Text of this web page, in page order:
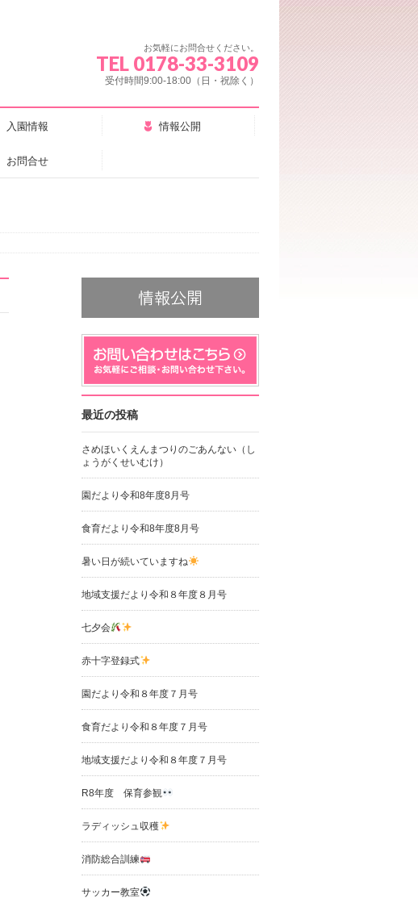
お気軽にお問合せください。
TEL 0178-33-3109
受付時間9:00-18:00（日・祝除く）
入園情報 情報公開
お問合せ
最近の投稿
さめほいくえんまつりのごあんない（し
ょうがくせいむけ）
園だより令和8年度8月号
食育だより令和8年度8月号
暑い日が続いていますね
地域支援だより令和８年度８月号
七夕会
赤十字登録式
園だより令和８年度７月号
食育だより令和８年度７月号
地域支援だより令和８年度７月号
R8年度 保育参観
ラディッシュ収穫
消防総合訓練
サッカー教室